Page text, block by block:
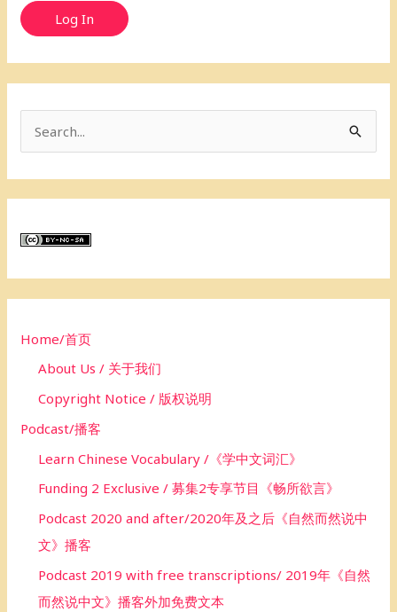
Log In
c
rHome/首页
About Us / 关于我们
Copyright Notice / 版权说明
Podcast/播客
Learn Chinese Vocabulary /《学中文词汇》
Funding 2 Exclusive / 募集2专享节目《畅所欲言》
Podcast 2020 and after/2020年及之后《自然而然说中
文》播客
Podcast 2019 with free transcriptions/ 2019年《自然
而然说中文》播客外加免费文本